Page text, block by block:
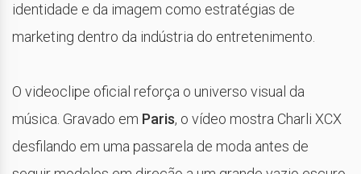
identidade e da imagem como estratégias de
marketing dentro da indústria do entretenimento.
O videoclipe oficial reforça o universo visual da
música. Gravado em Paris, o vídeo mostra Charli XCX
desfilando em uma passarela de moda antes de